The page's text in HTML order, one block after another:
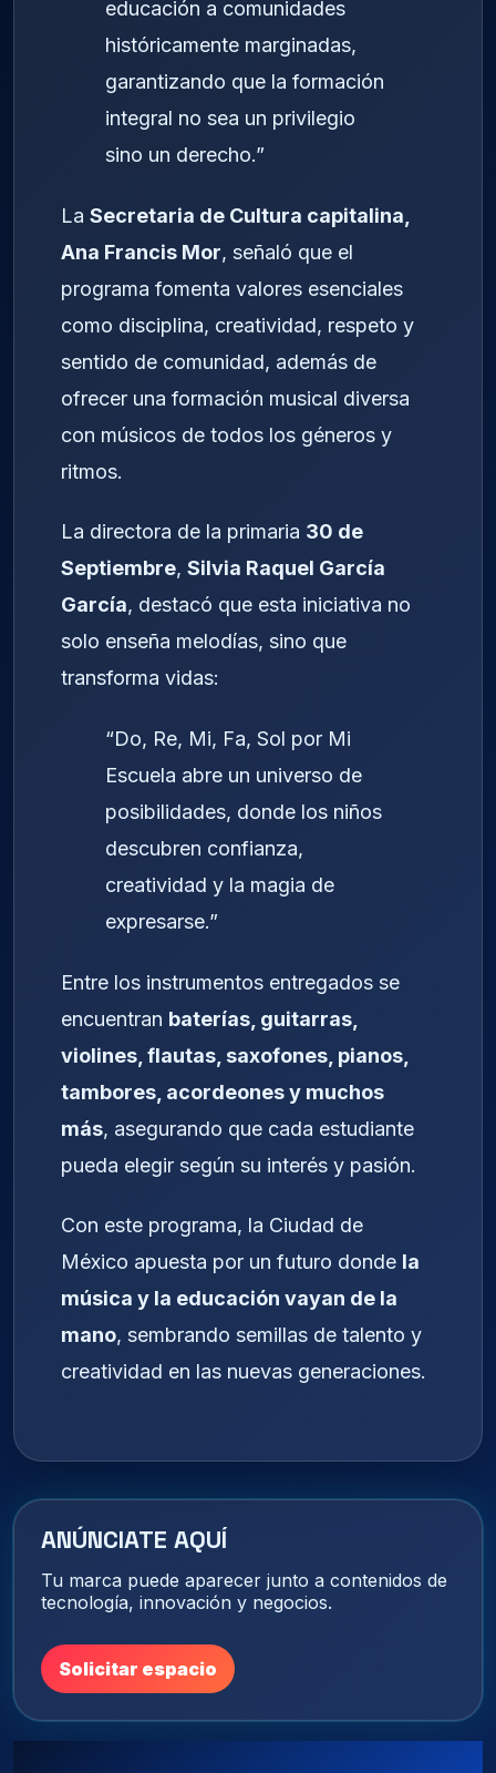
educación a comunidades
históricamente marginadas,
garantizando que la formación
integral no sea un privilegio
sino un derecho.”
La Secretaria de Cultura capitalina,
Ana Francis Mor, señaló que el
programa fomenta valores esenciales
como disciplina, creatividad, respeto y
sentido de comunidad, además de
ofrecer una formación musical diversa
con músicos de todos los géneros y
ritmos.
La directora de la primaria 30 de
Septiembre, Silvia Raquel García
García, destacó que esta iniciativa no
solo enseña melodías, sino que
transforma vidas:
“Do, Re, Mi, Fa, Sol por Mi
Escuela abre un universo de
posibilidades, donde los niños
descubren confianza,
creatividad y la magia de
expresarse.”
Entre los instrumentos entregados se
encuentran baterías, guitarras,
violines, flautas, saxofones, pianos,
tambores, acordeones y muchos
más, asegurando que cada estudiante
pueda elegir según su interés y pasión.
Con este programa, la Ciudad de
México apuesta por un futuro donde la
música y la educación vayan de la
mano, sembrando semillas de talento y
creatividad en las nuevas generaciones.
ANÚNCIATE AQUÍ
Tu marca puede aparecer junto a contenidos de
tecnología, innovación y negocios.
Solicitar espacio